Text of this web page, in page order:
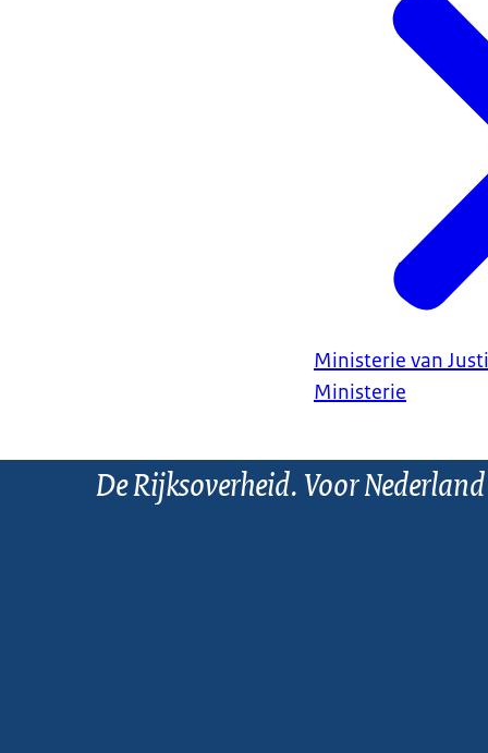
Ministerie van
Ministerie
De Rijksoverheid. Voor Nederland